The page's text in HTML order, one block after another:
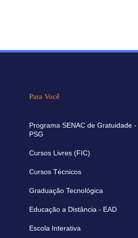
Para Você
Programa SENAC de Gratuidade -
PSG
Cursos Livres (FIC)
Cursos Técnicos
Graduação Tecnológica
Educação a Distância - EAD
Escola Interativa